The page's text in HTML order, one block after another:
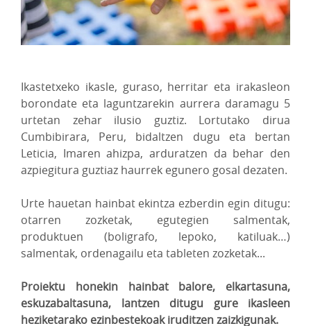
Ikastetxeko ikasle, guraso, herritar eta irakasleon
borondate eta laguntzarekin aurrera daramagu 5
urtetan zehar ilusio guztiz. Lortutako dirua
Cumbibirara, Peru, bidaltzen dugu eta bertan
Leticia, Imaren ahizpa, arduratzen da behar den
azpiegitura guztiaz haurrek egunero gosal dezaten.
Urte hauetan hainbat ekintza ezberdin egin ditugu:
otarren zozketak, egutegien salmentak,
produktuen (boligrafo, lepoko, katiluak…)
salmentak, ordenagailu eta tableten zozketak...
Proiektu honekin hainbat balore, elkartasuna,
eskuzabaltasuna, lantzen ditugu gure ikasleen
heziketarako ezinbestekoak iruditzen zaizkigunak.